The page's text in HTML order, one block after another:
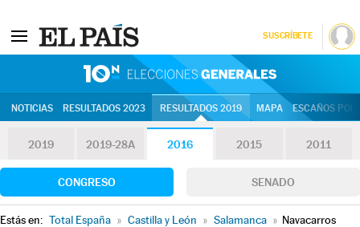
SUSCRÍBETE
NOTICIAS RESULTADOS 2023 RESULTADOS 2019 MAPA ESCAÑOS
2019 2019-28A 2016 2015 2011
CONGRESO SENADO
Estás en: Total España » Castilla y León » Salamanca » Navacarros